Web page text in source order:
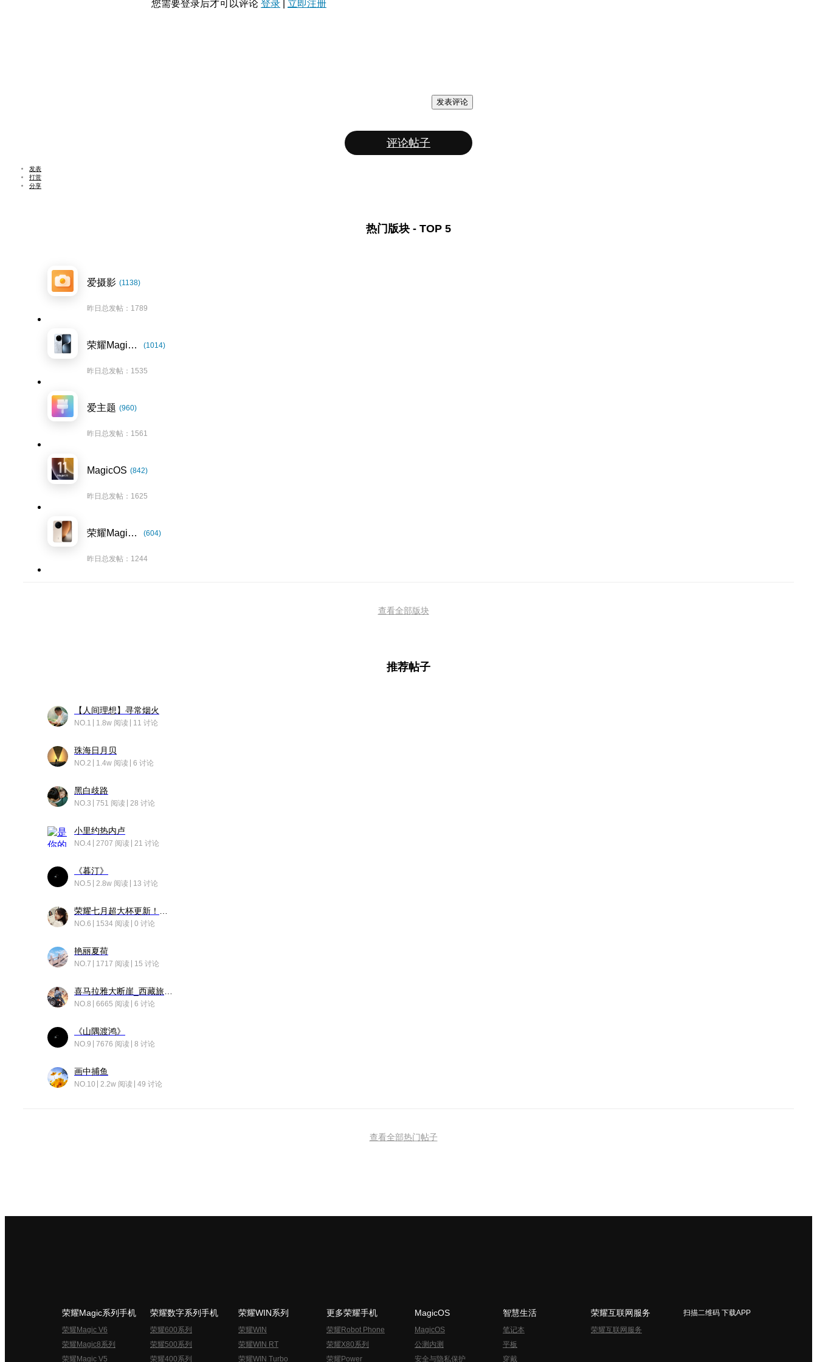
您需要登录后才可以评论 登录 立即注册
发表评论
评论帖子
发表
打赏
分享
热门版块 - TOP 5
爱摄影 (1138)
昨日总发帖：1789
荣耀Magic7系列 (1014)
昨日总发帖：1535
爱主题 (960)
昨日总发帖：1561
MagicOS (842)
昨日总发帖：1625
荣耀Magic8系列 (604)
昨日总发帖：1244
查看全部版块
推荐帖子
【人间理想】寻常烟火
NO.1 1.8w 阅读 11 讨论
珠海日月贝
NO.2 1.4w 阅读 6 讨论
黑白歧路
NO.3 751 阅读 28 讨论
小里约热内卢
NO.4 2707 阅读 21 讨论
《暮汀》
NO.5 2.8w 阅读 13 讨论
NO.6 1534 阅读 0 讨论
艳丽夏荷
NO.7 1717 阅读 15 讨论
NO.8 6665 阅读 6 讨论
《山隅渡鸿》
NO.9 7676 阅读 8 讨论
画中捕鱼
NO.10 2.2w 阅读 49 讨论
查看全部热门帖子
荣耀Magic系列手机
荣耀Magic V6
荣耀Magic8系列
荣耀Magic V5
荣耀数字系列手机
荣耀600系列
荣耀500系列
荣耀400系列
荣耀WIN系列
荣耀WIN
荣耀WIN RT
荣耀WIN Turbo
更多荣耀手机
荣耀Robot Phone
荣耀X80系列
荣耀Power
MagicOS
MagicOS
公测内测
安全与隐私保护
智慧生活
笔记本
平板
穿戴
荣耀互联网服务
荣耀互联网服务
扫描二维码 下载APP